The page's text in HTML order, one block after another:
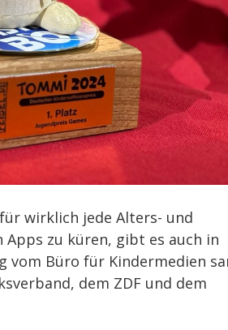
wirklich jede Alters- und
zu küren, gibt es auch in
vom Büro für Kindermedien
dem ZDF und dem